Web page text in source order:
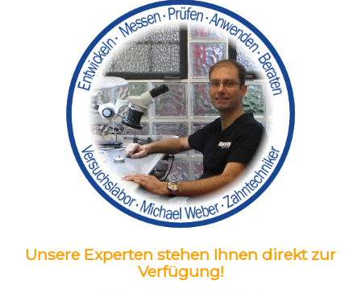
Unsere Experten stehen Ihnen direkt zur
Verfügung!